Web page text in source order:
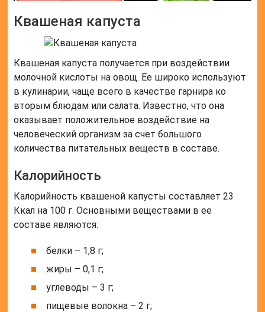
Квашеная капуста
Квашеная капуста получается при воздействии
молочной кислоты на овощ. Ее широко используют
в кулинарии, чаще всего в качестве гарнира ко
вторым блюдам или салата. Известно, что она
оказывает положительное воздействие на
человеческий организм за счет большого
количества питательных веществ в составе.
Калорийность
Калорийность квашеной капусты составляет 23
Ккал на 100 г. Основными веществами в ее
составе являются:
белки – 1,8 г;
жиры – 0,1 г;
углеводы – 3 г;
пищевые волокна – 2 г;